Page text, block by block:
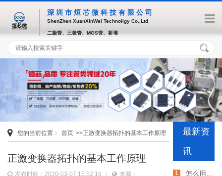
深圳市烜芯微科技有限公司
ShenZhen XuanXinWei Technoligy Co.,Ltd
二极管、三极管、MOS管、桥堆
您的当前位置： 首页 >>正激变换器拓扑的基本工作原理
正激变换器拓扑的基本工作原理
发布时间：2020-03-07 15:52:16 来源：
最新资
讯
怎么用TVS二极管提高电路的抗突波能力